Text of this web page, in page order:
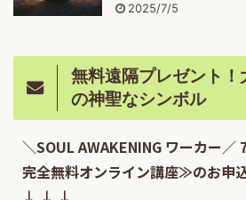
2025/7/5
無料遠隔プレゼント
の神聖なシンボル
＼SOUL AWAKENING ワーカー
完全無料オンライン講座≫のお